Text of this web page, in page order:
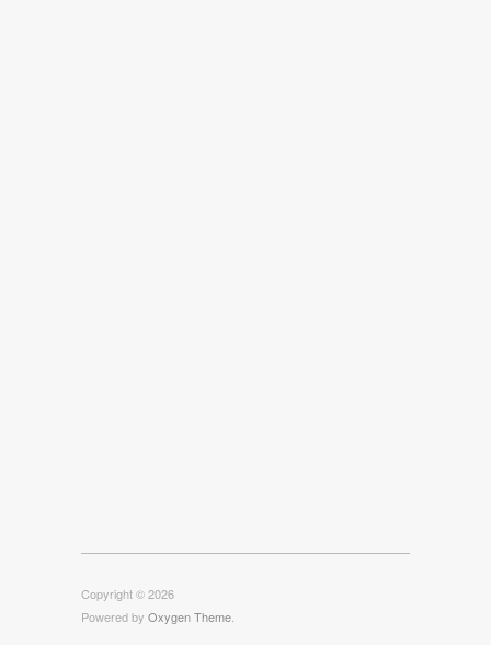
Copyright © 2026
Powered by Oxygen Theme